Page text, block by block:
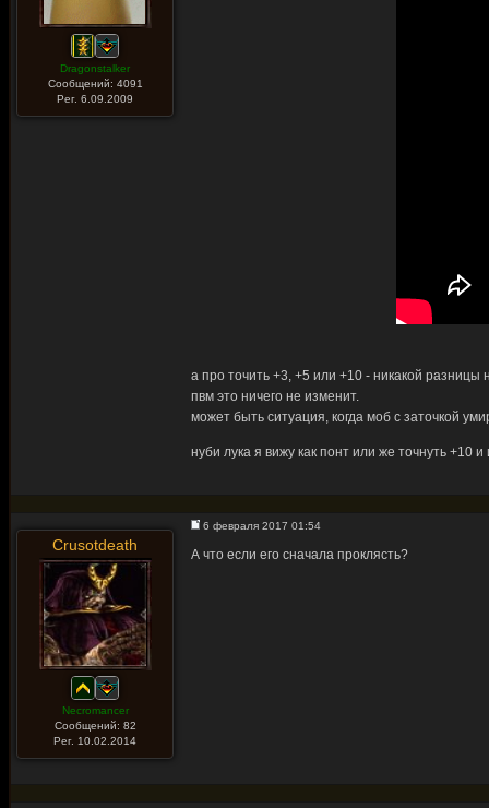
Dragonstalker
Сообщений: 4091
Рег. 6.09.2009
а про точить +3, +5 или +10 - никакой
пвм это ничего не изменит.
может быть ситуация, когда моб с заточкой
нуби лука я вижу как понт или же точнуть +10
Crusotdeath
Necromancer
Сообщений: 82
Рег. 10.02.2014
6 февраля 2017 01:54
А что если его сначала проклясть?